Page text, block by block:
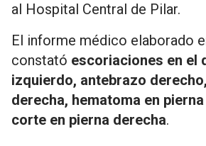
al Hospital Central de Pilar.
El informe médico elaborado
constató escoriaciones en el
izquierdo, antebrazo
derecha, hematoma en
corte en pierna derecha.